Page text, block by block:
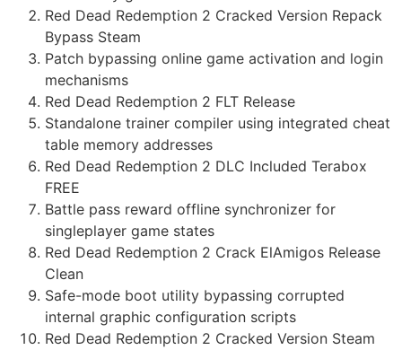
Red Dead Redemption 2 Cracked Version Repack
Bypass Steam
Patch bypassing online game activation and login
mechanisms
Red Dead Redemption 2 FLT Release
Standalone trainer compiler using integrated cheat
table memory addresses
Red Dead Redemption 2 DLC Included Terabox
FREE
Battle pass reward offline synchronizer for
singleplayer game states
Red Dead Redemption 2 Crack ElAmigos Release
Clean
Safe-mode boot utility bypassing corrupted
internal graphic configuration scripts
Red Dead Redemption 2 Cracked Version Steam